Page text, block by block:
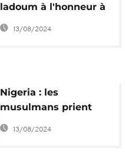
ladoum à l'honneur à
l'approche de l'Aïd Al-
Adha
13/08/2024
Nigeria : les
musulmans prient
pour l’Aïd
13/08/2024